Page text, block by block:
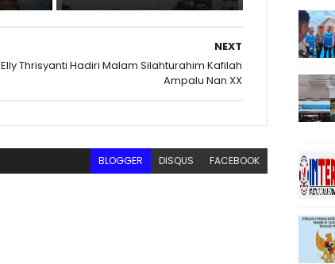
NEXT
Elly Thrisyanti Hadiri Malam Silahturahim Kafilah
Ampalu Nan XX
BLOGGER DISQUS FACEBOOK